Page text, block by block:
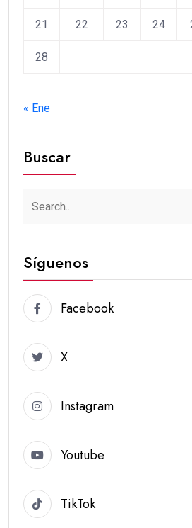
21 22 23 24
28
« Ene
Buscar
Síguenos
Facebook
X
Instagram
Youtube
TikTok